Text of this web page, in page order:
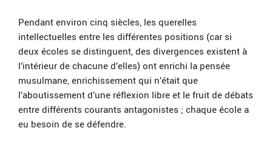
Pendant environ cinq siècles, les querelles
intellectuelles entre les différentes positions (car si
deux écoles se distinguent, des divergences existent à
l’intérieur de chacune d’elles) ont enrichi la pensée
musulmane, enrichissement qui n’était que
l’aboutissement d’une réflexion libre et le fruit de débats
entre différents courants antagonistes ; chaque école a
eu besoin de se défendre.